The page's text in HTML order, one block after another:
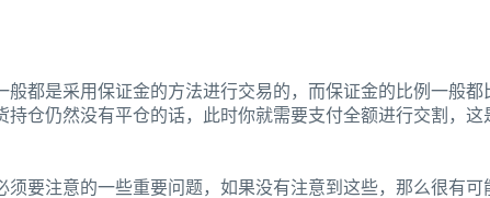
般都是采用保证金的方法进行交易的，而保证金的比例一般
持仓仍然没有平仓的话，此时你就需要支付全额进行交割，
须要注意的一些重要问题，如果没有注意到这些，那么很有